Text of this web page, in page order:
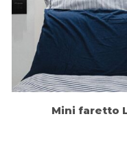
Mini faretto